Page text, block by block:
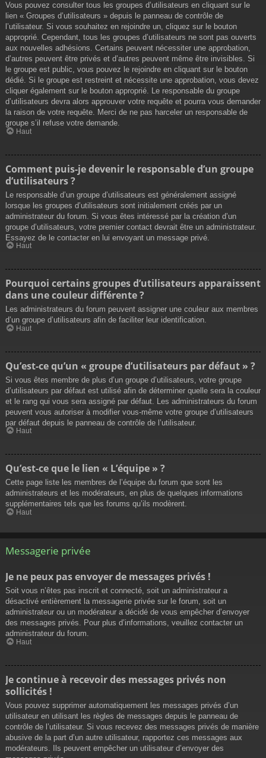
Vous pouvez consulter tous les groupes d’utilisateurs en cliquant sur le
lien « Groupes d’utilisateurs » depuis le panneau de contrôle de
l’utilisateur. Si vous souhaitez en rejoindre un, cliquez sur le bouton
approprié. Cependant, tous les groupes d’utilisateurs ne sont pas ouverts
aux nouvelles adhésions. Certains peuvent nécessiter une approbation,
d’autres peuvent être privés et d’autres peuvent même être invisibles. Si
le groupe est public, vous pouvez le rejoindre en cliquant sur le bouton
dédié. Si le groupe est restreint et nécessite une approbation, vous devez
cliquer également sur le bouton approprié. Le responsable du groupe
d’utilisateurs devra alors approuver votre requête et pourra vous demander
la raison de votre requête. Merci de ne pas harceler un responsable de
groupe s’il refuse votre demande.
Haut
Comment puis-je devenir le responsable d’un groupe
d’utilisateurs ?
Le responsable d’un groupe d’utilisateurs est généralement assigné
lorsque les groupes d’utilisateurs sont initialement créés par un
administrateur du forum. Si vous êtes intéressé par la création d’un
groupe d’utilisateurs, votre premier contact devrait être un administrateur.
Essayez de le contacter en lui envoyant un message privé.
Haut
Pourquoi certains groupes d’utilisateurs apparaissent
dans une couleur différente ?
Les administrateurs du forum peuvent assigner une couleur aux membres
d’un groupe d’utilisateurs afin de faciliter leur identification.
Haut
Qu’est-ce qu’un « groupe d’utilisateurs par défaut » ?
Si vous êtes membre de plus d’un groupe d’utilisateurs, votre groupe
d’utilisateurs par défaut est utilisé afin de déterminer quelle sera la couleur
et le rang qui vous sera assigné par défaut. Les administrateurs du forum
peuvent vous autoriser à modifier vous-même votre groupe d’utilisateurs
par défaut depuis le panneau de contrôle de l’utilisateur.
Haut
Qu’est-ce que le lien « L’équipe » ?
Cette page liste les membres de l’équipe du forum que sont les
administrateurs et les modérateurs, en plus de quelques informations
supplémentaires tels que les forums qu’ils modèrent.
Haut
Messagerie privée
Je ne peux pas envoyer de messages privés !
Soit vous n’êtes pas inscrit et connecté, soit un administrateur a
désactivé entièrement la messagerie privée sur le forum, soit un
administrateur ou un modérateur a décidé de vous empêcher d’envoyer
des messages privés. Pour plus d’informations, veuillez contacter un
administrateur du forum.
Haut
Je continue à recevoir des messages privés non
sollicités !
Vous pouvez supprimer automatiquement les messages privés d’un
utilisateur en utilisant les règles de messages depuis le panneau de
contrôle de l’utilisateur. Si vous recevez des messages privés de manière
abusive de la part d’un autre utilisateur, rapportez ces messages aux
modérateurs. Ils peuvent empêcher un utilisateur d’envoyer des